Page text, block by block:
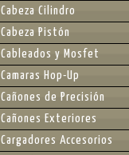
Cabeza Cilindro
Cabeza Pistón
Cableados y Mosfet
Camaras Hop-Up
Cañones de Precisión
Cañones Exteriores
Cargadores Accesorios